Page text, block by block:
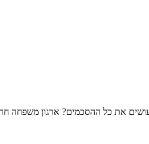
עושים את כל ההסכמים? ארגון